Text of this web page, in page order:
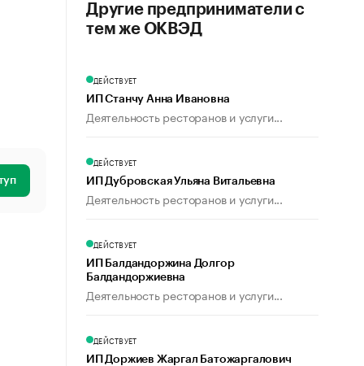
Другие предприниматели с
тем же ОКВЭД
ДЕЙСТВУЕТ
ИП Станчу Анна Ивановна
Деятельность ресторанов и услуги...
ДЕЙСТВУЕТ
ИП Дубровская Ульяна Витальевна
Деятельность ресторанов и услуги...
ДЕЙСТВУЕТ
ИП Балдандоржина Долгор
Балдандоржиевна
Деятельность ресторанов и услуги...
ДЕЙСТВУЕТ
ИП Доржиев Жаргал Батожаргалович